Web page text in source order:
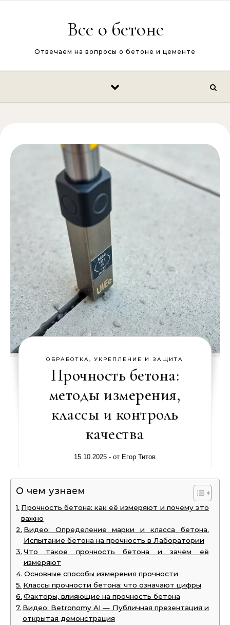
Все о бетоне
Отвечаем на вопросы о бетоне и цементе
ОБРАБОТКА, УКРЕПЛЕНИЕ И ЗАЩИТА
Прочность бетона:
методы измерения,
классы и контроль
качества
15.10.2025 - от Егор Титов
О чем узнаем
Прочность бетона: как её измеряют и почему это
важно
Видео: Определение марки и класса бетона.
Испытание бетона на прочность в Лаборатории
Что такое прочность бетона и зачем её
измеряют
Основные способы измерения прочности
Классы прочности бетона: что означают цифры
Факторы, влияющие на прочность бетона
Видео: Betronomy AI — Публичная презентация и
открытая демонстрация